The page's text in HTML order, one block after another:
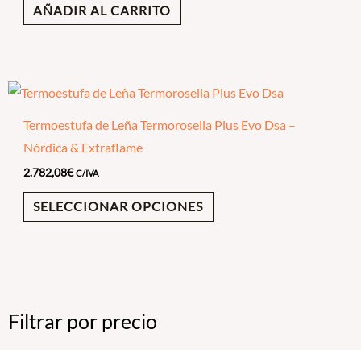
Filtrar por precio
Precio
AÑADIR AL CARRITO
Termoestufa de Leña Termorosella Plus Evo Dsa –
Nórdica & Extraflame
2.782,08€ C/IVA
SELECCIONAR OPCIONES